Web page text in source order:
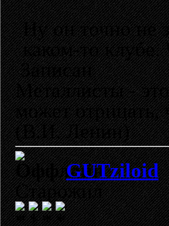
Ну он точно не
каком-то клубе.
Записан
Металлисты -
может отрицать,
(В.И. Ленин)
GUTziloid
Старожил